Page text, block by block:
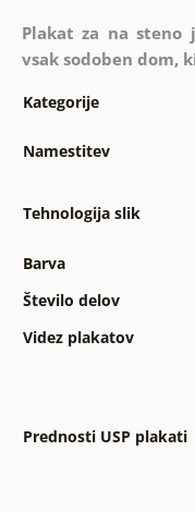
Plakat za na
vsak sodoben dom,
Kategorije
Namestitev
Tehnologija slik
Barva
Število delov
Videz plakatov
Prednosti USP plakati